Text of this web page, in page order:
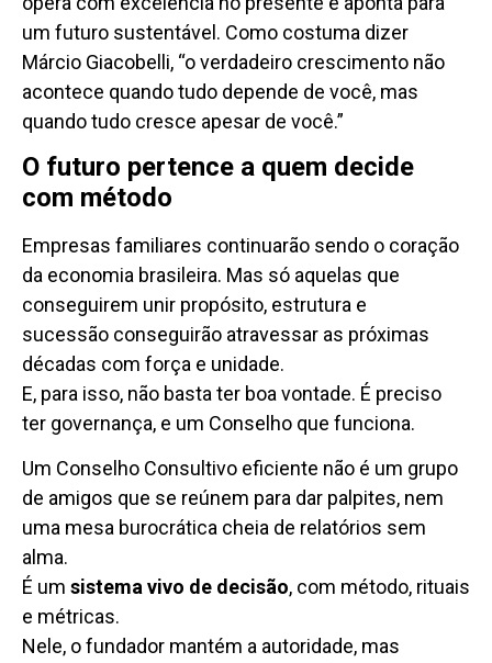
um futuro sustentável. Como costuma dizer
Márcio Giacobelli, “o verdadeiro crescimento não
acontece quando tudo depende de você, mas
quando tudo cresce apesar de você.”
O futuro pertence a quem decide
com método
Empresas familiares continuarão sendo o coração
da economia brasileira. Mas só aquelas que
conseguirem unir propósito, estrutura e
sucessão conseguirão atravessar as próximas
décadas com força e unidade.
E, para isso, não basta ter boa vontade. É preciso
ter governança, e um Conselho que funciona.
Um Conselho Consultivo eficiente não é um grupo
de amigos que se reúnem para dar palpites, nem
uma mesa burocrática cheia de relatórios sem
alma.
É um sistema vivo de decisão, com método, rituais
e métricas.
Nele, o fundador mantém a autoridade, mas